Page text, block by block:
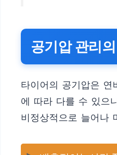
공기압 관리
타이어의 공기압은
에 따라 다를 수 있으
비정상적으로 늘어나